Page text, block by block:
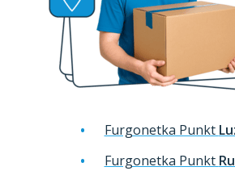
Furgonetka Punkt
Furgonetka Punkt